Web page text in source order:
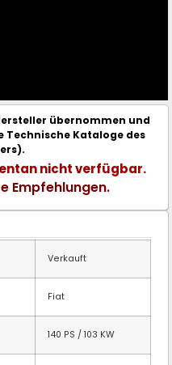
übernommen und
Technische Kataloge des
nicht verfügbar.
Empfehlungen.
Verkauft
Fiat
140 PS / 103 KW